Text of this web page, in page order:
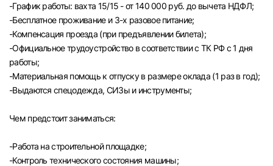
Курган
Уфа
-График работы: вахта 15/15 - от 140 000 руб. до вычета НДФЛ;
-Бесплатное проживание и 3-х разовое питание;
-Компенсация проезда (при предъявлении билета);
-Официальное трудоустройство в соответствии с ТК РФ с 1 дня
работы;
-Материальная помощь к отпуску в размере оклада (1 раз в год);
-Выдаются спецодежда, СИЗы и инструменты;
Чем предстоит заниматься:
-Paбота на строительной площадке;
-Контроль технического состояния машины;